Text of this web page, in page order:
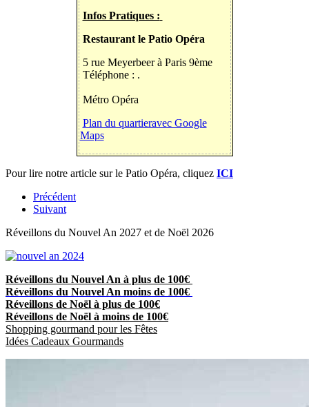
Infos Pratiques :
Restaurant le Patio Opéra
5 rue Meyerbeer à Paris 9ème
Téléphone : .
Métro Opéra
Plan du quartieravec Google
Maps
Pour lire notre article sur le Patio Opéra, cliquez ICI
Précédent
Suivant
Réveillons du Nouvel An 2027 et de Noël 2026
Réveillons du Nouvel An à plus de 100€
Réveillons du Nouvel An moins de 100€
Réveillons de Noël à plus de 100€
Réveillons de Noël à moins de 100€
Shopping gourmand pour les Fêtes
Idées Cadeaux Gourmands